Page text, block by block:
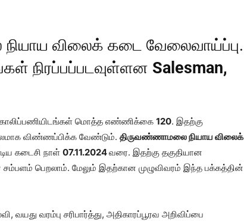
விலைக் கடை வேலைவாய்ப்பு.
நிரப்பப்படவுள்ளன Salesman,
காலிப்பணியிடங்கள் மொத்த எண்ணிக்கை 120. இதற்கு
விண்ணப்பிக்க வேண்டும். திருவண்ணாமலை நியாய விலைக்
கடைசி நாள் 07.11.2024வரை. இதற்கு தகுதியான
பெறலாம். மேலும் இதற்கான முழுவிவரம் இந்த பக்கத்தின்
வரம்பு சரிபார்த்து, அதிகாரப்பூரவ அறிவிப்பை